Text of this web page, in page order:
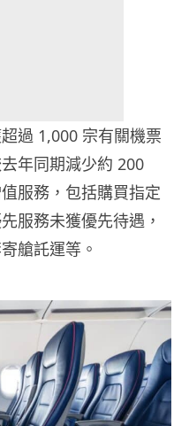
過 1,000 宗有關機票
年同期減少約 200
服務，包括購買指定
服務未獲優先待遇，
艙託運等。